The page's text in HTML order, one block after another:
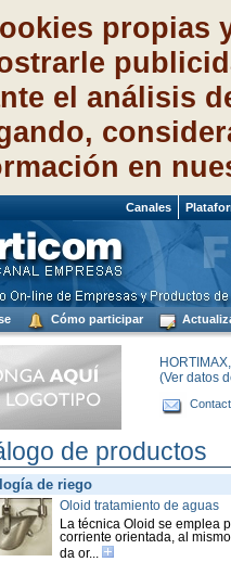
propias
el análisis
en
de 2026 Canales
Cómo participar
(Ver datos
de productos
de riego
Oloid tratamiento de aguas
La técnica Oloid se emplea
corriente orientada, al
da or...